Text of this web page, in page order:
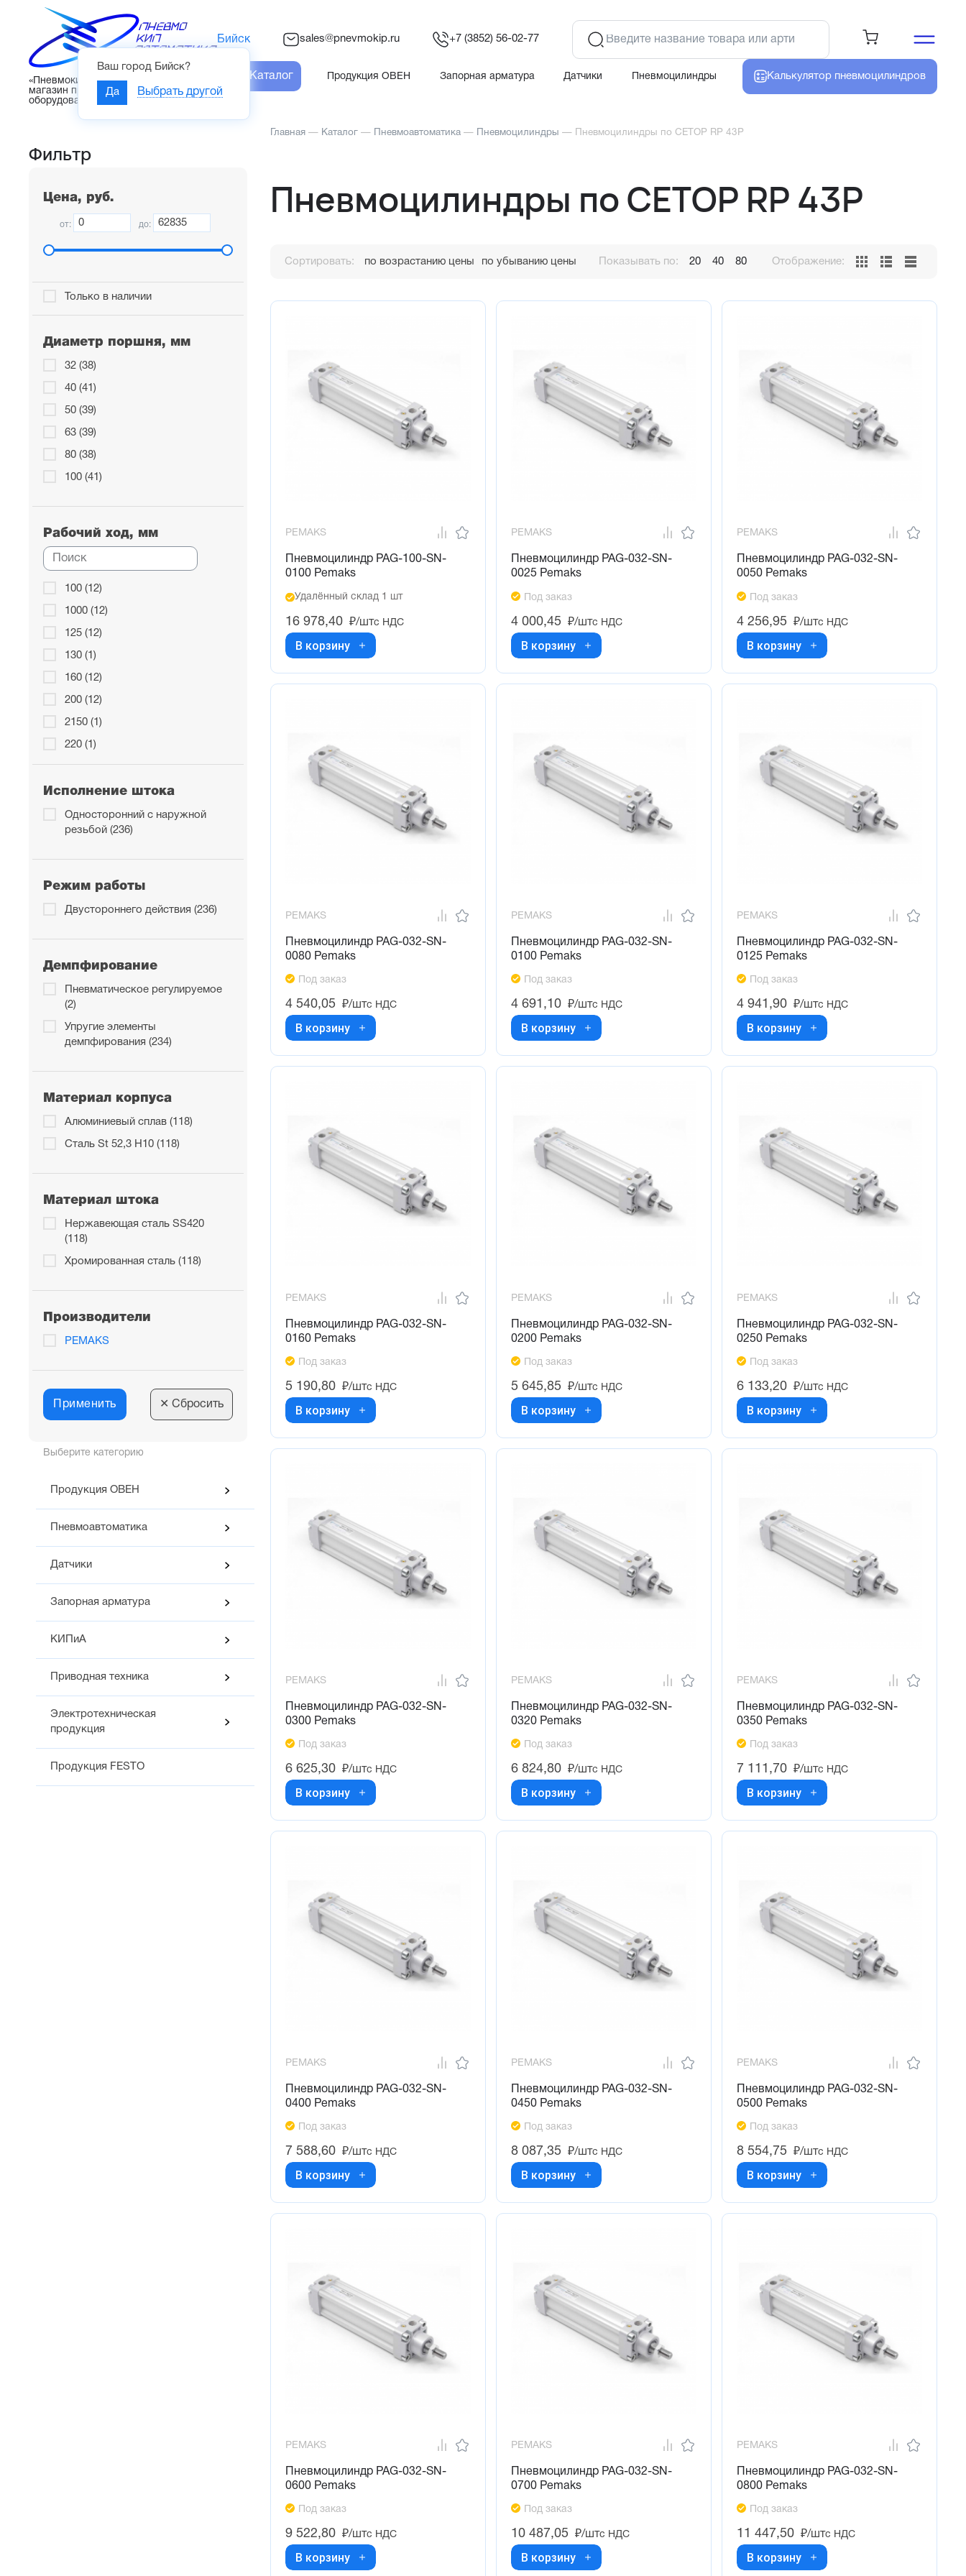
«Пневмокипавтоматика» – интернет-
магазин промышленного
оборудования
Бийск
Ваш город Бийск?
Да Выбрать другой
sales@pnevmokip.ru +7 (3852) 56-02-77
Каталог Продукция ОВЕН Запорная арматура Датчики Пневмоцилиндры Калькулятор пневмоцилиндров
Выберите категорию
Продукция ОВЕН
Пневмоавтоматика
Датчики
Запорная арматура
КИПиА
Приводная техника
Электротехническая
продукция
Продукция FESTO
Фильтр
Цена, руб.
от: до:
Только в наличии
Диаметр поршня, мм
32 (38)
40 (41)
50 (39)
63 (39)
80 (38)
100 (41)
Рабочий ход, мм
100 (12)
1000 (12)
125 (12)
130 (1)
160 (12)
200 (12)
2150 (1)
220 (1)
225 (1)
25 (13)
250 (12)
300 (12)
50 (12)
500 (12)
600 (12)
650 (1)
800 (12)
900 (12)
Исполнение штока
Односторонний с наружной
резьбой (236)
Режим работы
Двустороннего действия (236)
Демпфирование
Пневматическое регулируемое
(2)
Упругие элементы
демпфирования (234)
Материал корпуса
Алюминиевый сплав (118)
Сталь St 52,3 H10 (118)
Материал штока
Нержавеющая сталь SS420
(118)
Хромированная сталь (118)
Производители
PEMAKS
Применить ✕ Сбросить
Главная — Каталог — Пневмоавтоматика — Пневмоцилиндры — Пневмоцилиндры по CETOP RP 43P
Пневмоцилиндры по CETOP RP 43P
Сортировать: по возрастанию цены по убыванию цены Показывать по: 20 40 80 Отображение:
PEMAKS
Пневмоцилиндр PAG-100-SN-
0100 Pemaks
Удалённый склад 1 шт
16 978,40 ₽/штс НДС
В корзину
PEMAKS
Пневмоцилиндр PAG-032-SN-
0025 Pemaks
Под заказ
4 000,45 ₽/штс НДС
В корзину
PEMAKS
Пневмоцилиндр PAG-032-SN-
0050 Pemaks
Под заказ
4 256,95 ₽/штс НДС
В корзину
PEMAKS
Пневмоцилиндр PAG-032-SN-
0080 Pemaks
Под заказ
4 540,05 ₽/штс НДС
В корзину
PEMAKS
Пневмоцилиндр PAG-032-SN-
0100 Pemaks
Под заказ
4 691,10 ₽/штс НДС
В корзину
PEMAKS
Пневмоцилиндр PAG-032-SN-
0125 Pemaks
Под заказ
4 941,90 ₽/штс НДС
В корзину
PEMAKS
Пневмоцилиндр PAG-032-SN-
0160 Pemaks
Под заказ
5 190,80 ₽/штс НДС
В корзину
PEMAKS
Пневмоцилиндр PAG-032-SN-
0200 Pemaks
Под заказ
5 645,85 ₽/штс НДС
В корзину
PEMAKS
Пневмоцилиндр PAG-032-SN-
0250 Pemaks
Под заказ
6 133,20 ₽/штс НДС
В корзину
PEMAKS
Пневмоцилиндр PAG-032-SN-
0300 Pemaks
Под заказ
6 625,30 ₽/штс НДС
В корзину
PEMAKS
Пневмоцилиндр PAG-032-SN-
0320 Pemaks
Под заказ
6 824,80 ₽/штс НДС
В корзину
PEMAKS
Пневмоцилиндр PAG-032-SN-
0350 Pemaks
Под заказ
7 111,70 ₽/штс НДС
В корзину
PEMAKS
Пневмоцилиндр PAG-032-SN-
0400 Pemaks
Под заказ
7 588,60 ₽/штс НДС
В корзину
PEMAKS
Пневмоцилиндр PAG-032-SN-
0450 Pemaks
Под заказ
8 087,35 ₽/штс НДС
В корзину
PEMAKS
Пневмоцилиндр PAG-032-SN-
0500 Pemaks
Под заказ
8 554,75 ₽/штс НДС
В корзину
PEMAKS
Пневмоцилиндр PAG-032-SN-
0600 Pemaks
Под заказ
9 522,80 ₽/штс НДС
В корзину
PEMAKS
Пневмоцилиндр PAG-032-SN-
0700 Pemaks
Под заказ
10 487,05 ₽/штс НДС
В корзину
PEMAKS
Пневмоцилиндр PAG-032-SN-
0800 Pemaks
Под заказ
11 447,50 ₽/штс НДС
В корзину